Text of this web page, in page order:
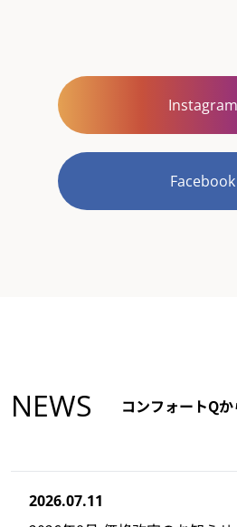
Instagram
Facebook
NEWS コンフォートQ
2026.07.11